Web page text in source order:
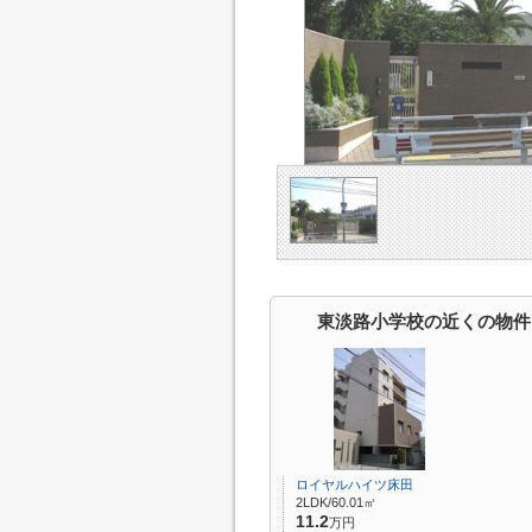
東淡路小学校の近くの物件
ロイヤルハイツ床田
2LDK/60.01㎡
11.2万円